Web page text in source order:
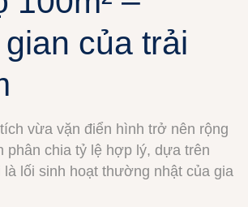
của trải
vừa vặn điển hình trở nên rộng
phân chia tỷ lệ hợp lý, dựa trên
lối sinh hoạt thường nhật của gia